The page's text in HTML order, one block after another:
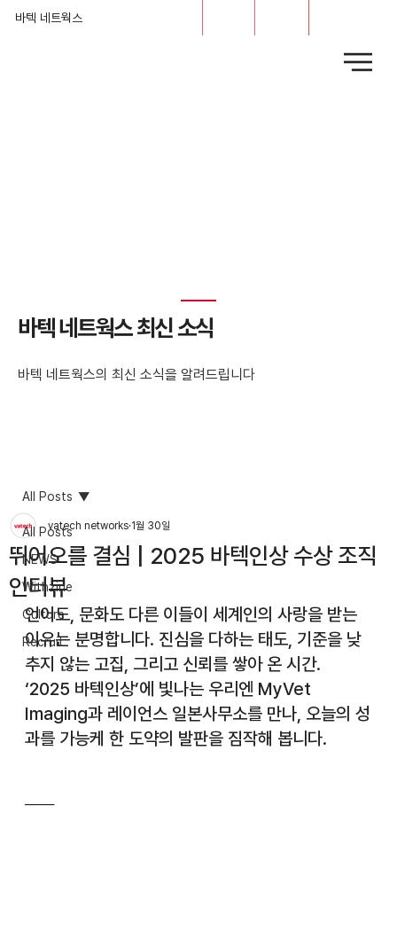
바텍 네트웍스
​바텍 네트웍스 최신 소식
바텍 네트웍스의 최신 소식을 알려드립니다
All Posts
NEWS
Withzine
Culture
Recruit
All Posts
뛰어오를 결심 | 2025 바텍인상 수상 조직
인터뷰
vatech networks 1월 30일
언어도, 문화도 다른 이들이 세계인의 사랑을 받는
이유는 분명합니다. 진심을 다하는 태도, 기준을 낮
추지 않는 고집, 그리고 신뢰를 쌓아 온 시간.
‘2025 바텍인상’에 빛나는 우리엔 MyVet
Imaging과 레이언스 일본사무소를 만나, 오늘의 성
과를 가능케 한 도약의 발판을 짐작해 봅니다.
───